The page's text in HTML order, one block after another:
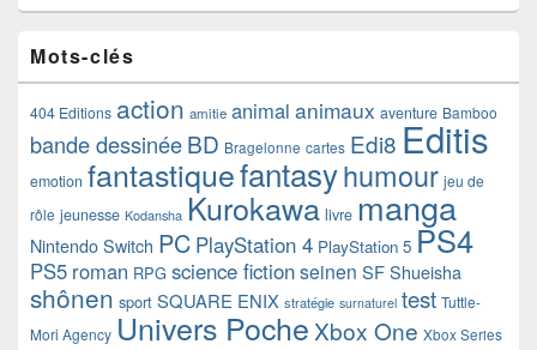
Mots-clés
404 Editions action amitie animal animaux aventure Bamboo
bande dessinéeBD Bragelonne cartes Edi8 Editis
emotion fantastiquefantasyhumour jeu de
rôle jeunesse Kodansha Kurokawa livre manga
Nintendo Switch PC PlayStation 4 PlayStation 5 PS4
PS5 roman RPG science fictionseinen SF Shueisha
shônen sport SQUARE ENIX stratégie surnaturel test Tuttle-
Mori Agency Univers Poche Xbox One Xbox Series